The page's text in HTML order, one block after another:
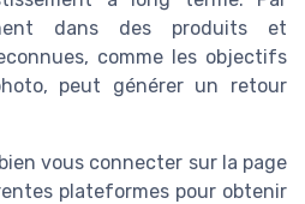
dans des produits et
comme les objectifs
peut générer un retour
vous connecter sur la page
plateformes pour obtenir